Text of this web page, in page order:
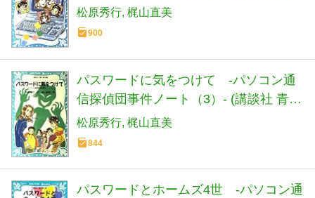
鳥文庫)
松原秀行 梶山直美
900
パスワードに気をつけて -パソコン通
信探偵団事件ノート（3）- (講談社 青い
鳥文庫)
松原秀行 梶山直美
844
パスワードとホームズ4世 -パソコン通